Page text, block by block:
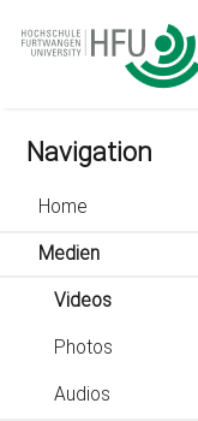
Navigation
Home
Medien
Videos
Photos
Audios